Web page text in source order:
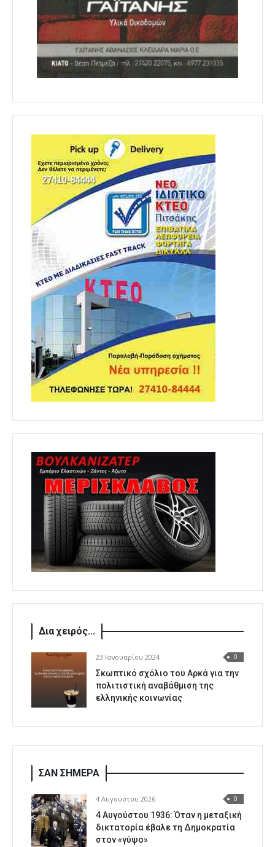
Δια χειρός...
23 Ιανουαρίου 2024 0
Σκωπτικό σχόλιο του Αρκά για την
πολιτιστική αναβάθμιση της
ελληνικής κοινωνίας
ΣΑΝ ΣΗΜΕΡΑ
4 Αυγούστου 2026 0
4 Αυγούστου 1936: Όταν η μεταξική
δικτατορία έβαλε τη Δημοκρατία
στον «γύψο»